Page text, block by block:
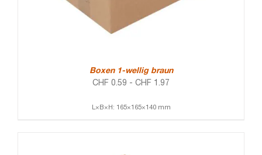
Boxen 1-wellig braun
CHF 0.59 - CHF 1.97
L×B×H: 165×165×140 mm